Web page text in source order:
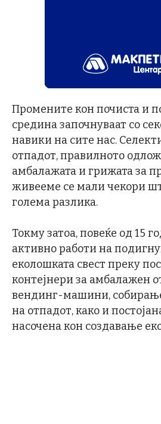
Промените кон почиста и
средина започнуваат со
навики на сите нас.
отпадот, правилното
амбалажата и грижата за
живееме се мали чекори
голема разлика.
Токму затоа, повеќе од 15
активно работи на
еколошката свест преку
контејнери за амбалажен
вендинг-машини,
на отпадот, како и
насочена кон создавање